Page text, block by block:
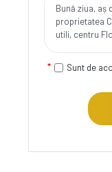
Sunt de